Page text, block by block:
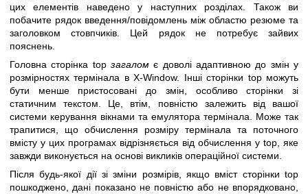
цих елементів наведено у наступних розділах. Також ви
побачите рядок введення/повідомлень між областю резюме та
заголовком стовпчиків. Цей рядок не потребує зайвих
пояснень.
Головна сторінка top загалом є доволі адаптивною до змін у
розмірностях термінала в X-Window. Інші сторінки top можуть
бути менше пристосовані до змін, особливо сторінки зі
статичним текстом. Це, втім, повністю залежить від вашої
системи керування вікнами та емулятора термінала. Може так
трапитися, що обчислення розміру термінала та поточного
вмісту у цих програмах відрізняється від обчислення у top, яке
завжди виконується на основі викликів операційної системи.
Після будь-якої дії зі зміни розмірів, якщо вміст сторінки top
пошкоджено, дані показано не повністю або не впорядковано,